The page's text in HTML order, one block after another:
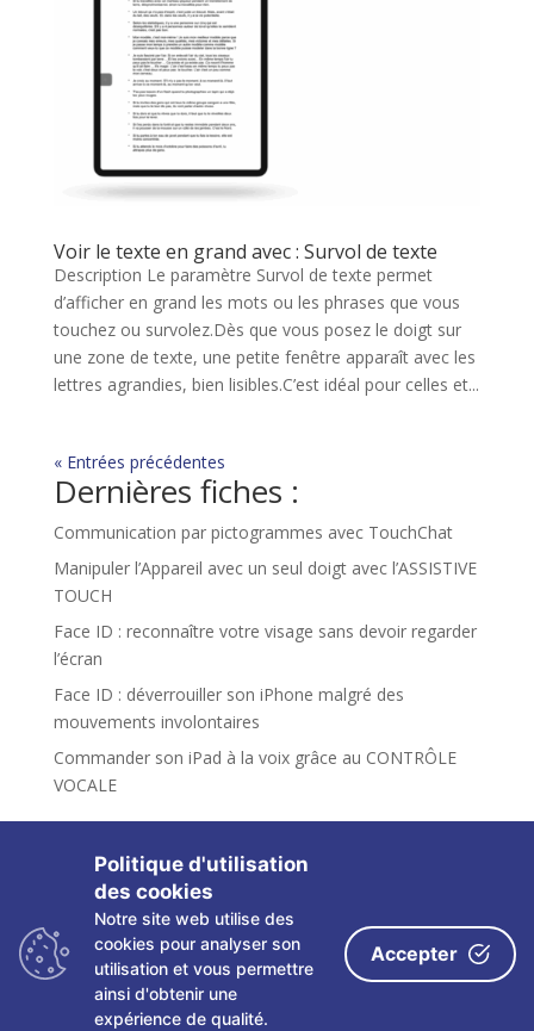
Voir le texte en grand avec : Survol de texte
Description Le paramètre Survol de texte permet
d’afficher en grand les mots ou les phrases que vous
touchez ou survolez.Dès que vous posez le doigt sur
une zone de texte, une petite fenêtre apparaît avec les
lettres agrandies, bien lisibles.C’est idéal pour celles et...
« Entrées précédentes
Dernières fiches :
Communication par pictogrammes avec TouchChat
Manipuler l’Appareil avec un seul doigt avec l’ASSISTIVE
TOUCH
Face ID : reconnaître votre visage sans devoir regarder
l’écran
Face ID : déverrouiller son iPhone malgré des
mouvements involontaires
Commander son iPad à la voix grâce au CONTRÔLE
VOCALE
Copyright ©2026 Les fiches tactiles du CRETH – Tous
droits réservés
Politique de confidentialité
Politique d'utilisation
des cookies
Notre site web utilise des
cookies pour analyser son
utilisation et vous permettre
ainsi d'obtenir une
expérience de qualité.
Accepter